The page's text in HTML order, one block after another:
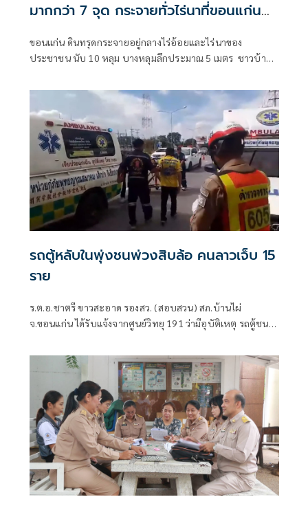
มากกว่า 7 จุด กระจายทั่วไร่นาที่ขอนแก่น
ขอนแก่น ดินทรุดกระจายอยู่กลางไร่อ้อยและไร่นาของ
ประชาชน นับ 10 หลุม บางหลุมลึกประมาณ 5 เมตร ชาวบ้าน
แนวทางช่วยเห
รถตู้หลับในพุ่งชนพ่วงสิบล้อ คนลาวเจ็บ 15
ราย
ร.ต.อ.ชาตรี ขาวสะอาด รองสว. (สอบสวน) สภ.บ้านไผ่
จ.ขอนแก่น ได้รับแจ้งจากศูนย์วิทยุ 191 ว่ามีอุบัติเหตุ รถตู้ชน